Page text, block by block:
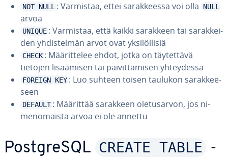
NOT NULL : Varmistaa, ettei sa­rak­kees­sa voi olla NULL
arvoa
UNIQUE : Varmistaa, että kaikki sarakkeen tai sa­rak­kei­
den yh­dis­tel­män arvot ovat yk­si­löl­li­siä
CHECK : Mää­rit­te­lee ehdot, jotka on täy­tet­tä­vä
tietojen li­sää­mi­sen tai päi­vit­tä­mi­sen yh­tey­des­sä
FOREIGN KEY : Luo suhteen toisen taulukon sa­rak­kee­
seen
DEFAULT : Määrittää sarakkeen ole­tusar­von, jos ni­
men­omais­ta arvoa ei ole annettu
PostgreSQL CREATE TABLE -